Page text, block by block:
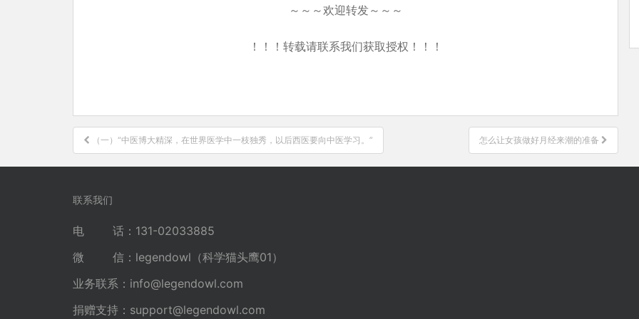
～～～欢迎转发～～～
！！！转载请联系我们获取授权！！！
文
章
导
（一）“中医博大精深，在世界医学中一枝独秀，以后西医要向中医学习。” 怎么让女孩做好月经来潮的准备
联系我们
电 话：131-02033885
微 信：legendowl（科学猫头鹰01）
业务联系： info@legendowl.com
捐赠支持： support@legendowl.com